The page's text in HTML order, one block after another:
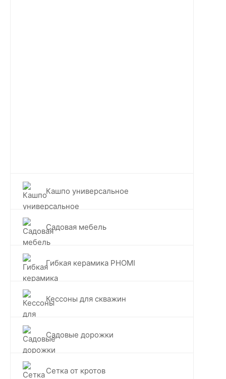
Кашпо универсальное
Садовая мебель
Гибкая керамика PHOMI
Кессоны для скважин
Садовые дорожки
Сетка от кротов